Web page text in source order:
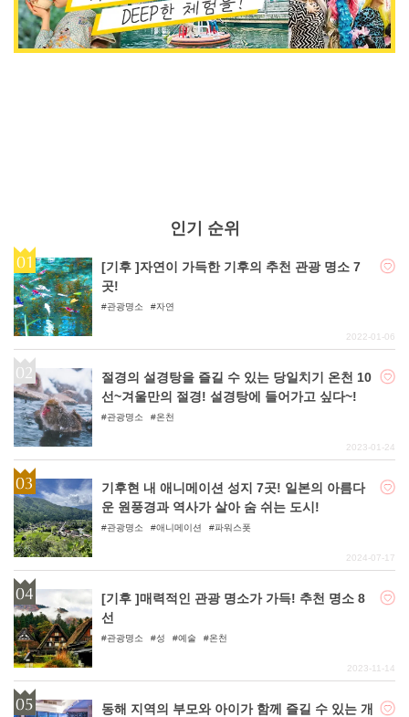
인기 순위
[기후 ]자연이 가득한 기후의 추천 관광 명소 7
곳!
관광명소 자연
2022-01-06
절경의 설경탕을 즐길 수 있는 당일치기 온천 10
선~겨울만의 절경! 설경탕에 들어가고 싶다~!
관광명소 온천
2023-01-24
기후현 내 애니메이션 성지 7곳! 일본의 아름다
운 원풍경과 역사가 살아 숨 쉬는 도시!
관광명소 애니메이션 파워스폿
2024-07-17
[기후 ]매력적인 관광 명소가 가득! 추천 명소 8
선
관광명소 성 예술 온천
2023-11-14
동해 지역의 부모와 아이가 함께 즐길 수 있는 개